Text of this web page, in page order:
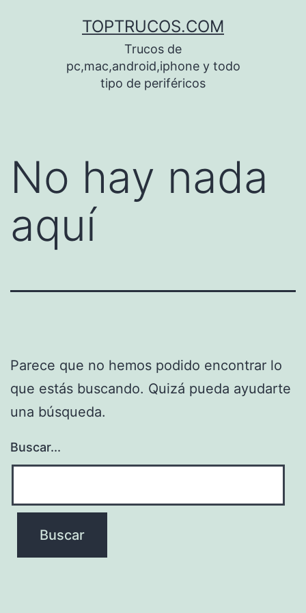
TOPTRUCOS.COM
Trucos de
pc,mac,android,iphone y todo
tipo de periféricos
No hay nada
aquí
Parece que no hemos podido encontrar lo
que estás buscando. Quizá pueda ayudarte
una búsqueda.
Buscar...